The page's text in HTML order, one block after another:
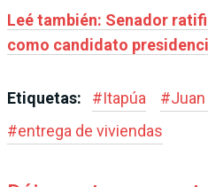
Leé también: Senador
como candidato
Etiquetas: #Itapúa #
#entrega de viviendas